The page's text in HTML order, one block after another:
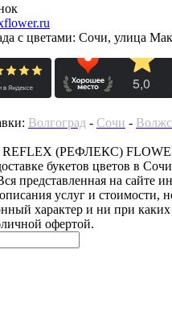
с цветами: Сочи, улица
Волгоград - Сочи -
REFLEX (РЕФЛЕКС)
букетов цветов в
представленная на сайте
услуг и стоимости,
характер и ни при каких
офертой.